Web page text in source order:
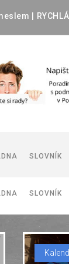
RYCHLÁ
SLOVNÍK
SLOVNÍK